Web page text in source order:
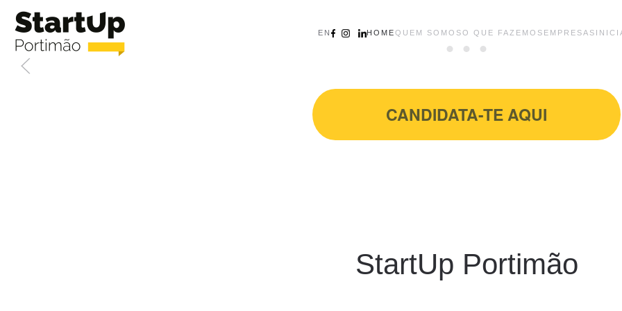
Saltar para o conteúdo principal EN HOMEQUEM SOMOSO QUE FAZEMOS EMPRESAS
CANDIDATA-TE AQUI
StartUp Portimão